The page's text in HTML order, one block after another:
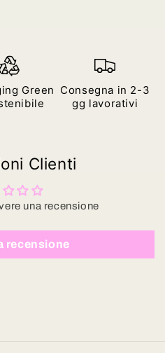
Green Consegna in 2-3
gg lavorativi
Clienti
una recensione
recensione